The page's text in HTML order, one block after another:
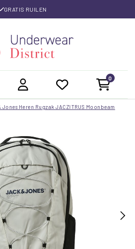
GRATIS RUILEN
0
Jones Heren Rugzak JACZITRUS Moonbeam